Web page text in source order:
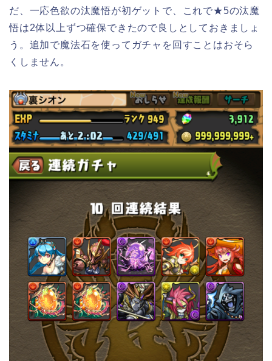
だ、一応色欲の汰魔悟が初ゲットで、これで★5の汰魔
悟は2体以上ずつ確保できたので良しとしておきましょ
う。追加で魔法石を使ってガチャを回すことはおそら
くしません。